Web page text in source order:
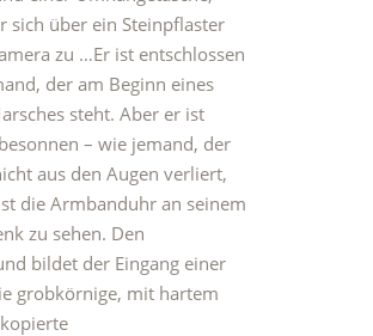
sich über ein Steinpflaster
zu …Er ist entschlossen
der am Beginn eines
steht. Aber er ist
– wie jemand, der
aus den Augen verliert,
die Armbanduhr an seinem
zu sehen. Den
bildet der Eingang einer
grobkörnige, mit hartem